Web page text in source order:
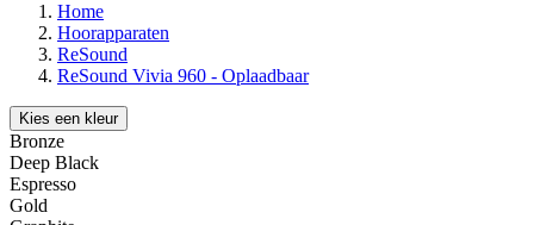
Home
Hoorapparaten
ReSound
ReSound Vivia 960 - Oplaadbaar
Kies een kleur
Bronze
Deep Black
Espresso
Gold